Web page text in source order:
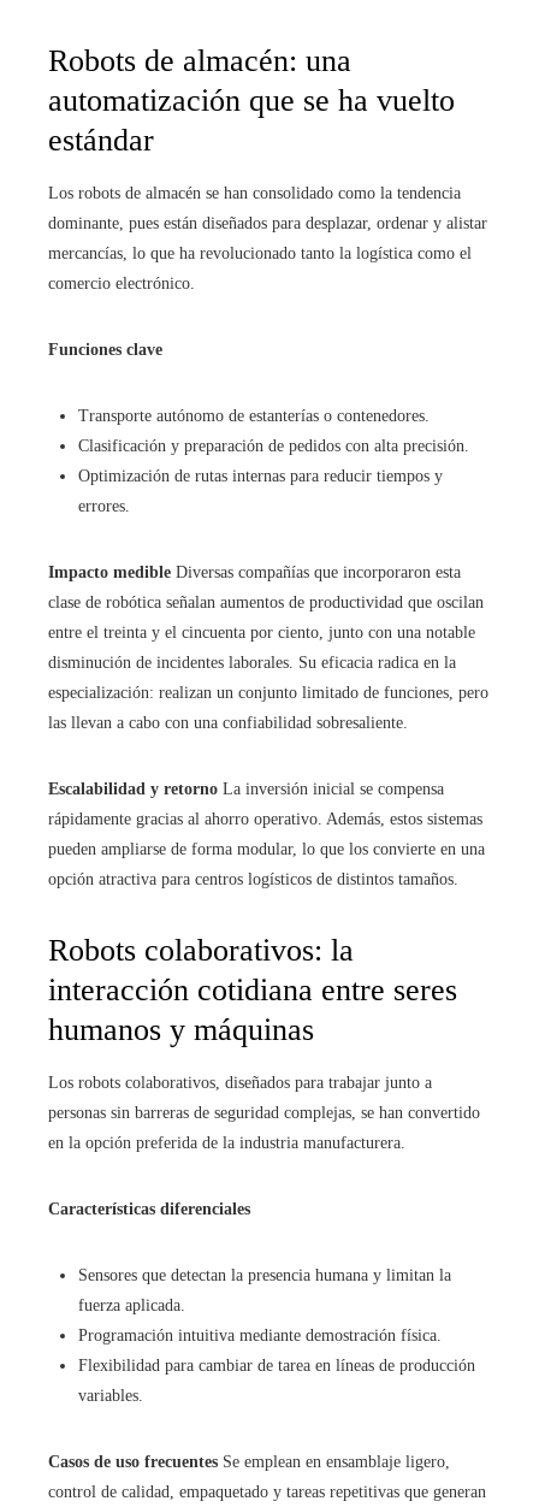
Robots de almacén: una
automatización que se ha vuelto
estándar
Los robots de almacén se han consolidado como la tendencia
dominante, pues están diseñados para desplazar, ordenar y alistar
mercancías, lo que ha revolucionado tanto la logística como el
comercio electrónico.
Funciones clave
Transporte autónomo de estanterías o contenedores.
Clasificación y preparación de pedidos con alta precisión.
Optimización de rutas internas para reducir tiempos y
errores.
Impacto medible Diversas compañías que incorporaron esta
clase de robótica señalan aumentos de productividad que oscilan
entre el treinta y el cincuenta por ciento, junto con una notable
disminución de incidentes laborales. Su eficacia radica en la
especialización: realizan un conjunto limitado de funciones, pero
las llevan a cabo con una confiabilidad sobresaliente.
Escalabilidad y retorno La inversión inicial se compensa
rápidamente gracias al ahorro operativo. Además, estos sistemas
pueden ampliarse de forma modular, lo que los convierte en una
opción atractiva para centros logísticos de distintos tamaños.
Robots colaborativos: la
interacción cotidiana entre seres
humanos y máquinas
Los robots colaborativos, diseñados para trabajar junto a
personas sin barreras de seguridad complejas, se han convertido
en la opción preferida de la industria manufacturera.
Características diferenciales
Sensores que detectan la presencia humana y limitan la
fuerza aplicada.
Programación intuitiva mediante demostración física.
Flexibilidad para cambiar de tarea en líneas de producción
variables.
Casos de uso frecuentes Se emplean en ensamblaje ligero,
control de calidad, empaquetado y tareas repetitivas que generan